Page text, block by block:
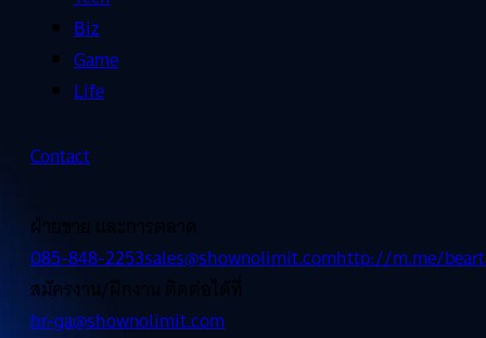
Biz
Game
Life
Contact
ฝ่ายขาย และการตลาด
085-848-2253sales@shownolimit.comhttp://m.me/
สมัครงาน/ฝึกงาน ติดต่อได้ที่
hr-ga@shownolimit.com